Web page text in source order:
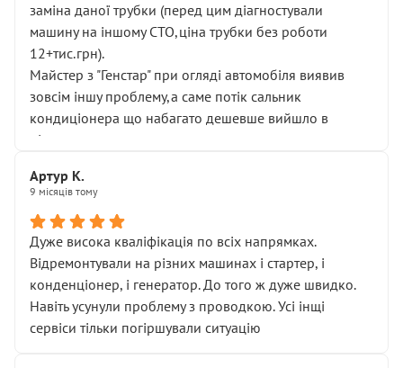
заміна даної трубки (перед цим діагностували
машину на іншому СТО,ціна трубки без роботи
12+тис.грн).
Майстер з "Генстар" при огляді автомобіля виявив
зовсім іншу проблему,а саме потік сальник
кондиціонера що набагато дешевше вийшло в
підсумку.
Артур К.
9 місяців тому
Дуже висока кваліфікація по всіх напрямках.
Відремонтували на різних машинах і стартер, і
конденціонер, і генератор. До того ж дуже швидко.
Навіть усунули проблему з проводкою. Усі інщі
сервіси тільки погіршували ситуацію